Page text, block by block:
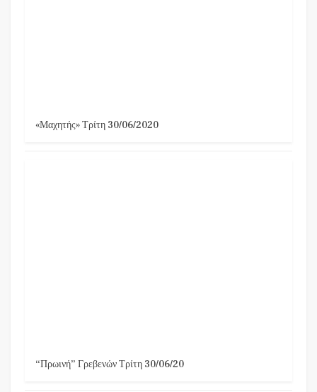
«Μαχητής» Τρίτη 30/06/2020
“Πρωινή” Γρεβενών Τρίτη 30/06/20